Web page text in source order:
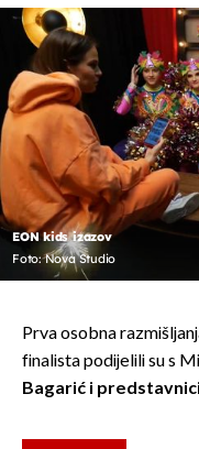
EON kids izazov
Foto: Nova Studio
Prva osobna
finalista podijelili su s
Bagarić i